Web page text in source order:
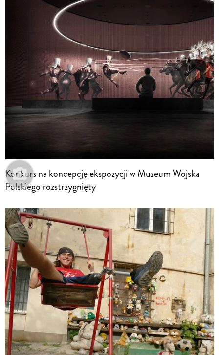
Konkurs na koncepcję ekspozycji w Muzeum Wojska
Polskiego rozstrzygnięty